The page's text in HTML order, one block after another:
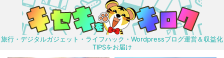
旅行・デジタルガジェット・ライフハック・Wordpressブログ運営＆収益化
TIPSをお届け